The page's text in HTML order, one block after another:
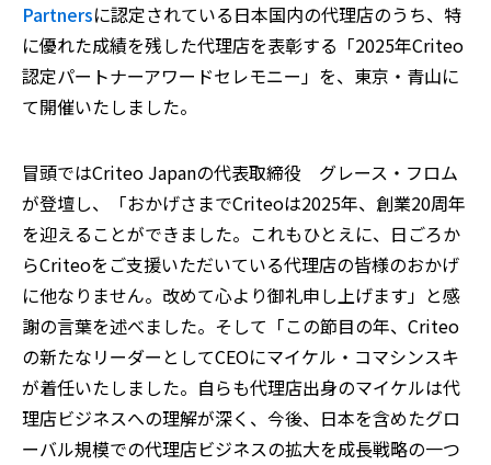
Partnersに認定されている日本国内の代理店のうち、特
に優れた成績を残した代理店を表彰する 「2025年Criteo
認定パートナーアワードセレモニー」を、東京・青山に
て開催いたしました。
冒頭ではCriteo Japanの代表取締役 グレース・フロム
が登壇し、「おかげさまでCriteoは2025年、創業20周年
を迎えることができました。これもひとえに、日ごろか
らCriteoをご支援いただいている代理店の皆様のおかげ
に他なりません。改めて心より御礼申し上げます」と感
謝の言葉を述べました。そして「この節目の年、Criteo
の新たなリーダーとしてCEOにマイケル・コマシンスキ
が着任いたしました。自らも代理店出身のマイケルは代
理店ビジネスへの理解が深く、今後、日本を含めたグロ
ーバル規模での代理店ビジネスの拡大を成長戦略の一つ